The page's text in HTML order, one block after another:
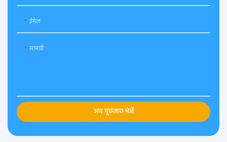
ईमेल
सामग्री
अब पूछताछ भेजें